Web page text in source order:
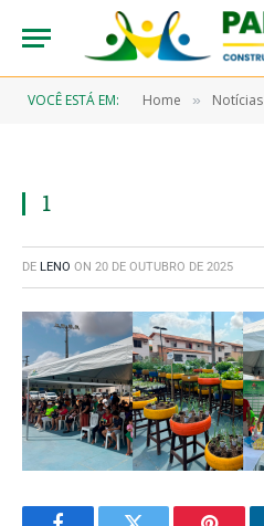
VOCÊ ESTÁ EM: Home » Notícias
1
DE LENO ON 20 DE OUTUBRO DE 2025